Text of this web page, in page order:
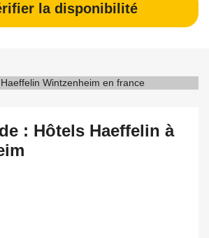
la disponibilité
: Hôtels Haeffelin à